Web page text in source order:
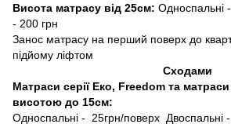
Висота матрасу від 25см: Односпальні
- 200 грн
Занос матрасу на перший поверх до
підйому ліфтом
Сходами
Матраси серії Еко, Freedom та
висотою до 15см:
Односпальні - 25грн/поверх Двоспальні